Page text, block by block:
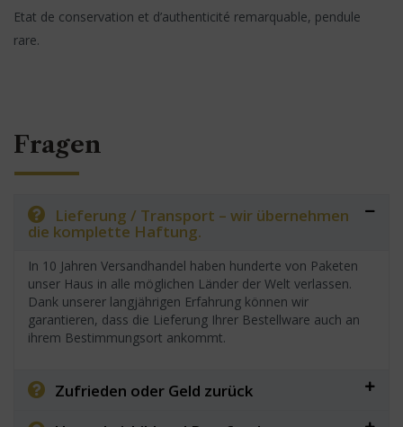
Etat de conservation et d’authenticité remarquable, pendule
rare.
Fragen
Lieferung / Transport – wir übernehmen
die komplette Haftung.
In 10 Jahren Versandhandel haben hunderte von Paketen
unser Haus in alle möglichen Länder der Welt verlassen.
Dank unserer langjährigen Erfahrung können wir
garantieren, dass die Lieferung Ihrer Bestellware auch an
ihrem Bestimmungsort ankommt.
Zufrieden oder Geld zurück